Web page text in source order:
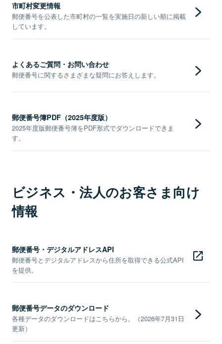
市町村変更情報
郵便番号を公表した市町村の一覧を実施日の新しい順に掲載
しています。
よくあるご質問・お問い合わせ
郵便番号に関するさまざまな疑問にお答えします。
郵便番号簿PDF（2025年度版）
2025年度版郵便番号簿をPDF形式でダウンロードできま
す。
ビジネス・法人のお客さま向け
情報
郵便番号・デジタルアドレスAPI
郵便番号とデジタルアドレスから住所を取得できる公式API
を提供。
郵便番号データのダウンロード
各種データのダウンロードはこちらから。（2026年7月31日
更新）